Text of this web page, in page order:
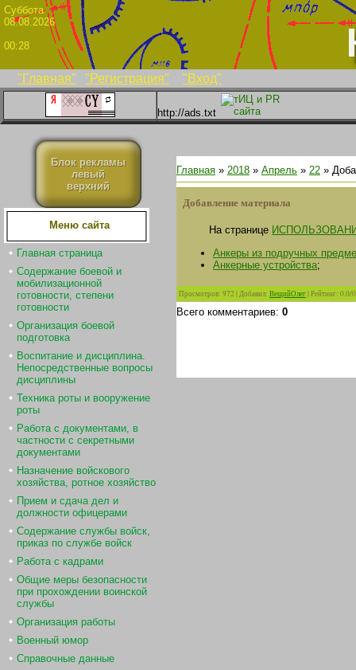
"Главная" "Регистрация" "Вход"
08.08.2026
00:28
http://ads.txt
Блок рекламы
левый
верхний
Меню сайта
Главная страница
Содержание боевой и
мобилизационной
готовности, степени
готовности
Организация боевой
подготовка
Воспитание и дисциплина.
Непосредственные вопросы
дисциплины
Техника роты и вооружение
роты
Работа с документами, в
частности с секретными
документами
Назначение войскового
хозяйства, ротное хозяйство
Прием и сдача дел и
должности офицерами
Содержание службы войск,
приказ по службе войск
Работа с кадрами
Общие меры безопасности
при прохождении воинской
службы
Организация работы
Военный юмор
Справочные данные
Главная » 2018 » Апрель » 22 »
Добавление материала
На странице
Анкеры из подручных
Анкерные устройства;
Просмотров: 972 |Добавил: ВещийОлег|Рейтинг: 0.0/0
Всего комментариев: 0